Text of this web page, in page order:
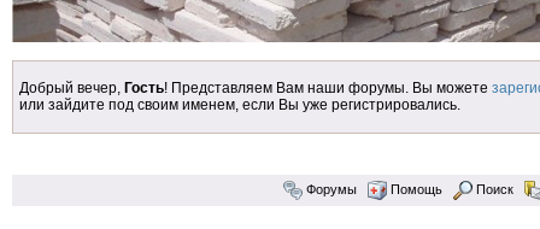
Добрый вечер, Гость! Представляем Вам наши форумы. Вы можете
или зайдите под своим именем, если Вы уже регистрировались.
Форумы Помощь Поиск